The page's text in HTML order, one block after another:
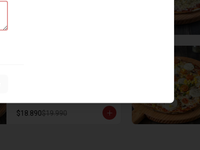
orégano.
$18.890$19.990